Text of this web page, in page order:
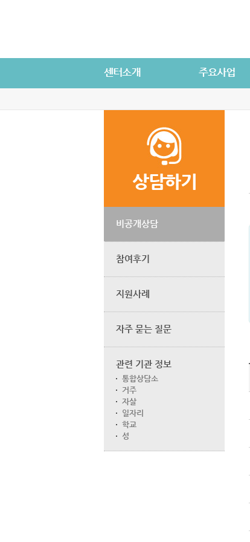
상담하기
비공개상담
참여후기
지원사례
자주 묻는 질문
관련 기관 정보
통합상담소
거주
자살
일자리
학교
성